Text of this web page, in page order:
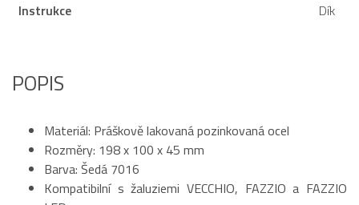
Instrukce
Dík
POPIS
Materiál: Práškově lakovaná pozinkovaná ocel
Rozměry: 198 x 100 x 45 mm
Barva: Šedá 7016
Kompatibilní s žaluziemi VECCHIO, FAZZIO a FAZZIO